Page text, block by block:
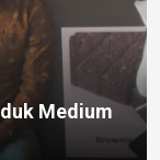
Medium